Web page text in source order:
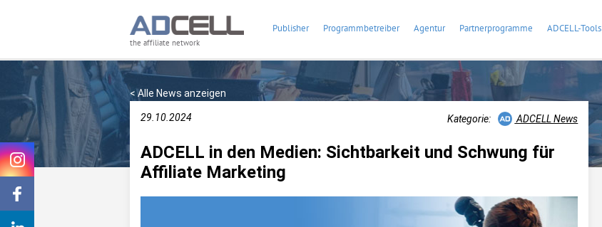
the affiliate network
Publisher Programmbetreiber Agentur Partnerprogramme ADCELL-Tools
< Alle News anzeigen
29.10.2024 Kategorie: ADCELL News
ADCELL in den Medien: Sichtbarkeit und Schwung für
Affiliate Marketing